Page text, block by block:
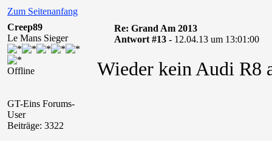
Zum Seitenanfang
Creep89
Le Mans Sieger
Offline
GT-Eins Forums-
User
Beiträge: 3322
Re: Grand Am 2013
Antwort #13 - 12.04.13 um 13:01:00
Wieder kein Audi